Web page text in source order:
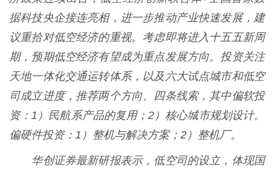
据科技央企接连亮相，进一步推动产业快速发展，建
议重拾对低空经济的重视。考虑即将进入十五五新周
期，预期低空经济有望成为重点发展方向。投资关注
天地一体化交通运转体系，以及六大试点城市和低空
司成立进度，推荐两个方向、四条线索，其中偏软投
资：1）民航系产品的复用；2）核心城市规划设计。
偏硬件投资：1）整机与解决方案；2）整机厂。
华创证券最新研报表示，低空司的设立，体现国